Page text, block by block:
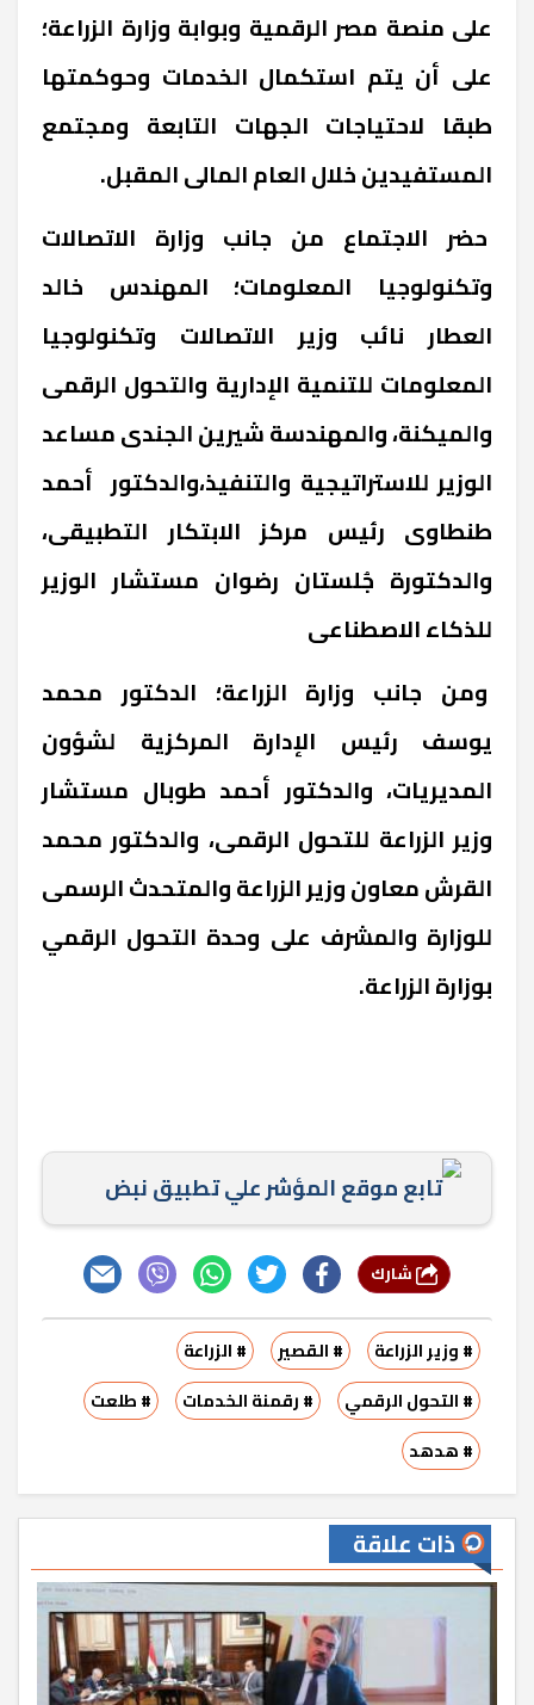
على منصة مصر الرقمية وبوابة وزارة الزراعة؛
على أن يتم استكمال الخدمات وحوكمتها
طبقا لاحتياجات الجهات التابعة ومجتمع
المستفيدين خلال العام المالى المقبل.
‏حضر الاجتماع من جانب وزارة الاتصالات
وتكنولوجيا المعلومات؛ المهندس خالد
العطار نائب وزير الاتصالات وتكنولوجيا
المعلومات للتنمية الإدارية والتحول الرقمى
والميكنة، والمهندسة شيرين الجندى مساعد
الوزير للاستراتيجية والتنفيذ،والدكتور أحمد
طنطاوى رئيس مركز الابتكار التطبيقى،
والدكتورة جُلستان رضوان مستشار الوزير
للذكاء الاصطناعى
‏ومن جانب وزارة الزراعة؛ الدكتور محمد
يوسف رئيس الإدارة المركزية لشؤون
المديريات، والدكتور أحمد طوبال مستشار
وزير الزراعة للتحول الرقمى، ‏والدكتور محمد
القرش معاون وزير الزراعة والمتحدث الرسمى
للوزارة والمشرف على وحدة التحول الرقمي
بوزارة الزراعة‏.
تابع موقع المؤشر علي تطبيق نبض
# وزير الزراعة # القصير
# الزراعة
# التحول الرقمي
# رقمنة الخدمات
# طلعت
# هدهد
ذات علاقة